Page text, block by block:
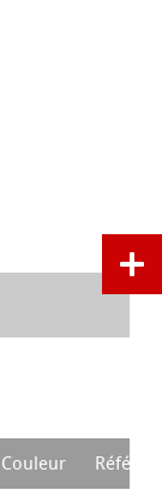
Couleur